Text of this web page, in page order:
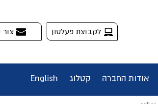
לקבוצת פעלטון
אודות החברה קטלוג English